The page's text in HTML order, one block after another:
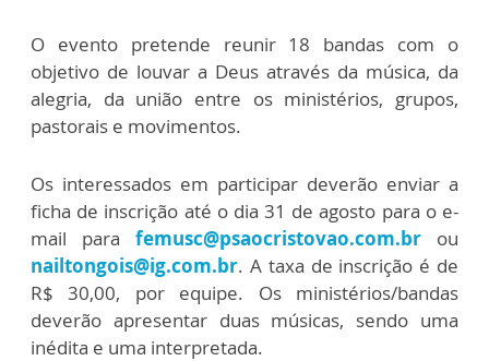
O evento pretende reunir 18 bandas com o
objetivo de louvar a Deus através da música, da
alegria, da união entre os ministérios, grupos,
pastorais e movimentos.
Os interessados em participar deverão enviar a
ficha de inscrição até o dia 31 de agosto para o e-
mail para femusc@psaocristovao.com.br ou
nailtongois@ig.com.br. A taxa de inscrição é de
R$ 30,00, por equipe. Os ministérios/bandas
deverão apresentar duas músicas, sendo uma
inédita e uma interpretada.